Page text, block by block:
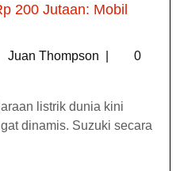
200 Jutaan: Mobil
Juan Thompson
0
listrik dunia kini
dinamis. Suzuki secara